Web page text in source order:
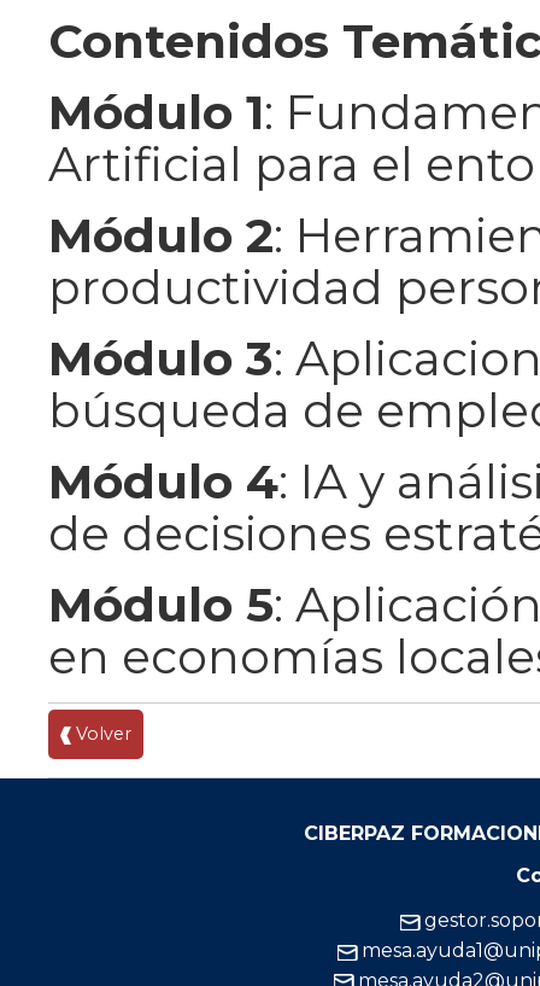
Contenidos
Módulo 1:
Artificial para el
Módulo 2:
productividad
Módulo 3:
búsqueda de
Módulo 4: IA y
de decisiones
Módulo 5:
en economías
Volver
CIBERPAZ